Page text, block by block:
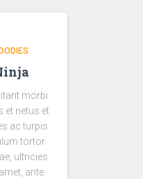
morbi
et netus et
ac turpis
tortor
ultricies
ante.